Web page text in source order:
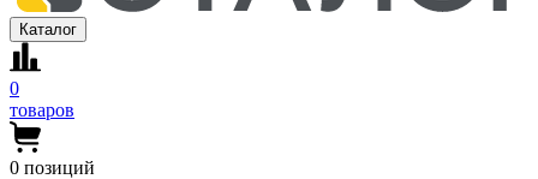
Каталог
0
товаров
0 позиций